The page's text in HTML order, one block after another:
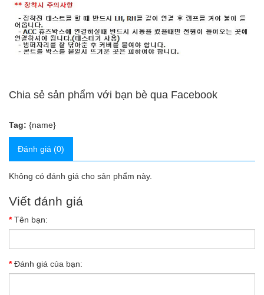
Chia sẻ sản phẩm với bạn bè qua Facebook
Tag: {name}
Đánh giá (0)
Không có đánh giá cho sản phẩm này.
Viết đánh giá
Tên bạn:
Đánh giá của bạn: